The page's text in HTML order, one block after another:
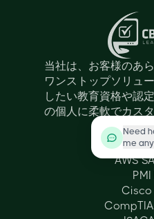
当社は、お客様のあ
ワンストップソリュ
したい教育資格や認
の個人に柔軟でカス
を提供
AWS
Cisco
Need
me